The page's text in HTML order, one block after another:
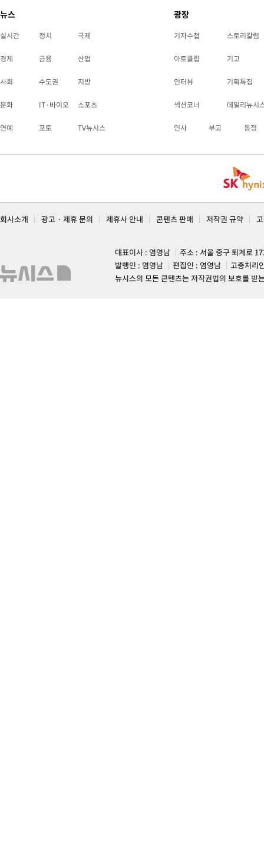
뉴스
실시간 정치 국제
경제 금융 산업
사회 수도권 지방
문화 IT·바이오 스포츠
연예 포토 TV뉴시스
광장
기자수첩 스토리칼럼
아트클럽 기고
인터뷰 기획특집
섹션코너 데일리뉴시
인사 부고 동정
회사소개 광고 · 제휴 문의 제휴사 안내 콘텐츠 판매 저작권 규약
대표이사 : 염영남
주소 : 서울 중구 퇴계로
발행인 : 염영남
편집인 : 염영남
고충처리
뉴시스의 모든 콘텐츠는 저작권법의 보호를